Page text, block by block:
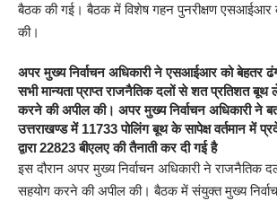
बैठक की गई। बैठक में विशेष गहन पुनरीक्षण एसआईआर
की।
अपर मुख्य निर्वाचन अधिकारी ने एसआईआर को बेहतर
सभी मान्यता प्राप्त राजनैतिक दलों से शत प्रतिशत
करने की अपील की। अपर मुख्य निर्वाचन अधिकारी ने
उत्तराखण्ड में 11733 पोलिंग बूथ के सापेक्ष वर्तमान में
द्वारा 22823 बीएलए की तैनाती कर दी गई है
इस दौरान अपर मुख्य निर्वाचन अधिकारी ने राजनैतिक
सहयोग करने की अपील की। बैठक में संयुक्त मुख्य